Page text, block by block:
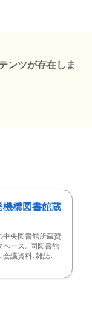
ンツが存在しま
機構図書館蔵
中央図書館所蔵資
ース。同図書館
議資料、雑誌、